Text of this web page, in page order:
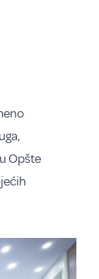
Opšte